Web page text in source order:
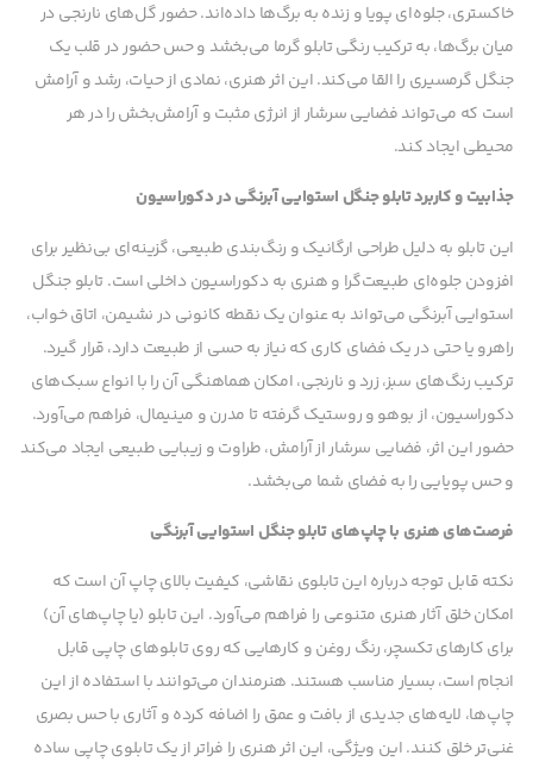
خاکستری، جلوه‌ای پویا و زنده به برگ‌ها داده‌اند. حضور گل‌های نارنجی در
میان برگ‌ها، به ترکیب رنگی تابلو گرما می‌بخشد و حس حضور در قلب یک
جنگل گرمسیری را القا می‌کند. این اثر هنری، نمادی از حیات، رشد و آرامش
است که می‌تواند فضایی سرشار از انرژی مثبت و آرامش‌بخش را در هر
محیطی ایجاد کند.
جذابیت و کاربرد تابلو جنگل استوایی آبرنگی در دکوراسیون
این تابلو به دلیل طراحی ارگانیک و رنگ‌بندی طبیعی، گزینه‌ای بی‌نظیر برای
افزودن جلوه‌ای طبیعت‌گرا و هنری به دکوراسیون داخلی است. تابلو جنگل
استوایی آبرنگی می‌تواند به عنوان یک نقطه کانونی در نشیمن، اتاق خواب،
راهرو یا حتی در یک فضای کاری که نیاز به حسی از طبیعت دارد، قرار گیرد.
ترکیب رنگ‌های سبز، زرد و نارنجی، امکان هماهنگی آن را با انواع سبک‌های
دکوراسیون، از بوهو و روستیک گرفته تا مدرن و مینیمال، فراهم می‌آورد.
حضور این اثر، فضایی سرشار از آرامش، طراوت و زیبایی طبیعی ایجاد می‌کند
و حس پویایی را به فضای شما می‌بخشد.
فرصت‌های هنری با چاپ‌های تابلو جنگل استوایی آبرنگی
نکته قابل توجه درباره این تابلوی نقاشی، کیفیت بالای چاپ آن است که
امکان خلق آثار هنری متنوعی را فراهم می‌آورد. این تابلو (یا چاپ‌های آن)
برای کارهای تکسچر، رنگ روغن و کارهایی که روی تابلوهای چاپی قابل
انجام است، بسیار مناسب هستند. هنرمندان می‌توانند با استفاده از این
چاپ‌ها، لایه‌های جدیدی از بافت و عمق را اضافه کرده و آثاری با حس بصری
غنی‌تر خلق کنند. این ویژگی، این اثر هنری را فراتر از یک تابلوی چاپی ساده